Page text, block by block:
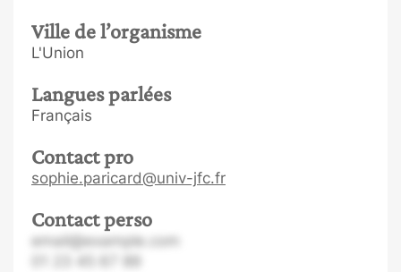
Ville de l’organisme
L'Union
Langues parlées
Français
Contact pro
sophie.paricard@univ-jfc.fr
Contact perso
email@example.com